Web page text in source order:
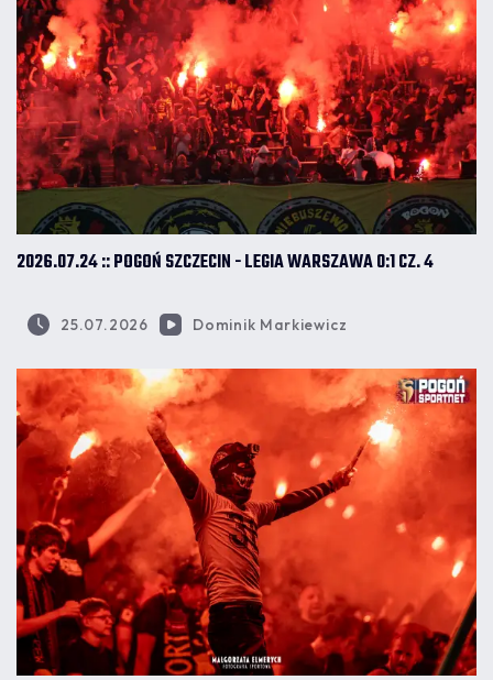
2026.07.24 :: POGOŃ SZCZECIN - LEGIA WARSZAWA 0:1 CZ. 4
25.07.2026 Dominik Markiewicz